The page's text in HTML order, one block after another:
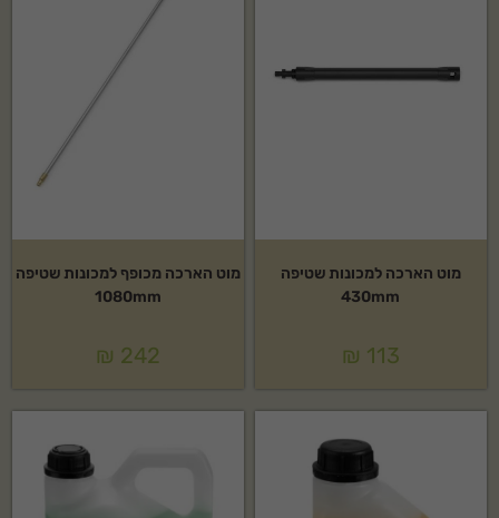
מוט הארכה למכונות שטיפה
430mm
₪ 113
מוט הארכה מכופף למכונות שטיפה
1080mm
₪ 242